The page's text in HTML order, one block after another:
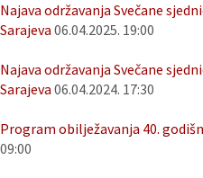
Najava održavanja Svečane
Sarajeva 06.04.2025. 19:00
Najava održavanja Svečane
Sarajeva 06.04.2024. 17:30
Program obilježavanja 40.
09:00